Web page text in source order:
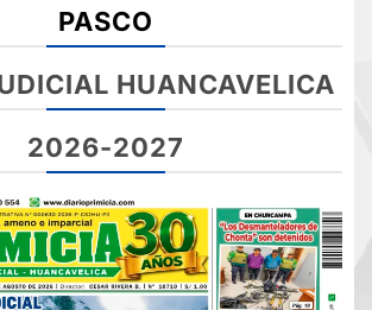
PASCO
HUANCAVELICA
2026-2027